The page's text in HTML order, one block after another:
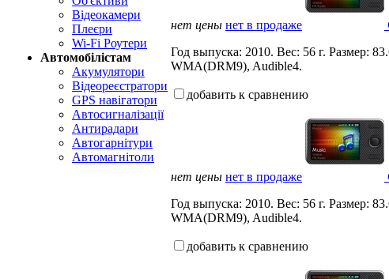
Відеокамери
Плеєри
Wi-Fi Роутери
Автомобілістам
Акумулятори
Відеореєстратори
GPS навігатори
Автосигналізації
Антирадари
Автогарнітури
Автомагнітоли
нет цены нет в продаже
Год выпуска: 2010. Вес: 56 г. Размер:
WMA(DRM9), Audible4.
добавить к сравнению
нет цены нет в продаже
Год выпуска: 2010. Вес: 56 г. Размер:
WMA(DRM9), Audible4.
добавить к сравнению